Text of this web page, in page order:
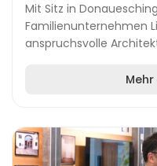
Mit Sitz in
Familienunternehmen
anspruchsvolle